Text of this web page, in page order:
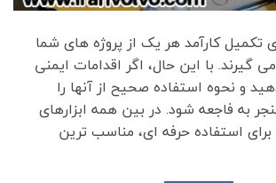
تکمیل کارآمد هر یک از پروژه های شما
گیرند. با این حال، اگر اقدامات ایمنی
و نحوه استفاده صحیح از آنها را
به فاجعه شود. در بین همه ابزارهای
استفاده حرفه ای، مناسب ترین